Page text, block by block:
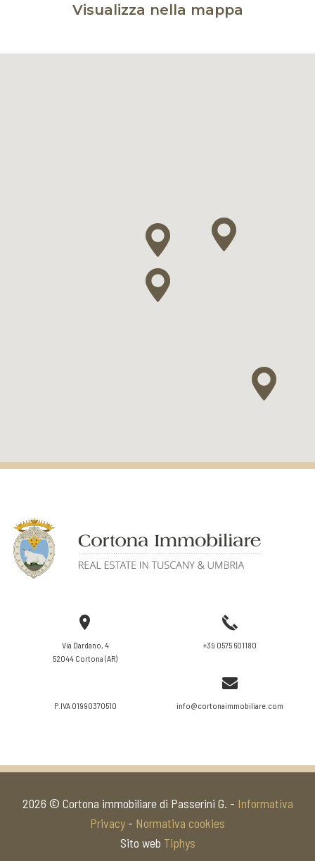
Visualizza nella mappa
Via Dardano, 4
52044 Cortona (AR)
+39 0575 601180
P.IVA 01990370510 info@cortonaimmobiliare.com
2026 © Cortona immobiliare di Passerini G. - Informativa
Privacy - Normativa cookies
Sito web Tiphys